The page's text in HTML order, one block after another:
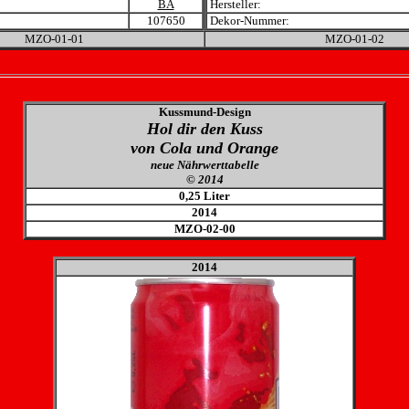
BA
107650
Hersteller:
Dekor-Nummer:
MZO-01-01
MZO-01-02
Kussmund-Design
Hol dir den Kuss
von Cola und Orange
neue Nährwerttabelle
© 2014
0,25 Liter
2014
MZO-02-00
2014